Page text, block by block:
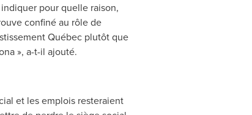
pour quelle raison,
confiné au rôle de
Québec plutôt que
», a-t-il ajouté.
et les emplois resteraient